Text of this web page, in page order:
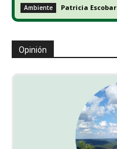
Ambiente Patricia Escobar
Opinión